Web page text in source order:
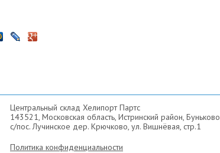
Центральный склад Хелипорт Партс
143521, Московская область, Истринский район, Буньково,
с/пос. Лучинское дер. Крючково, ул. Вишнёвая, стр.1
Политика конфиденциальности